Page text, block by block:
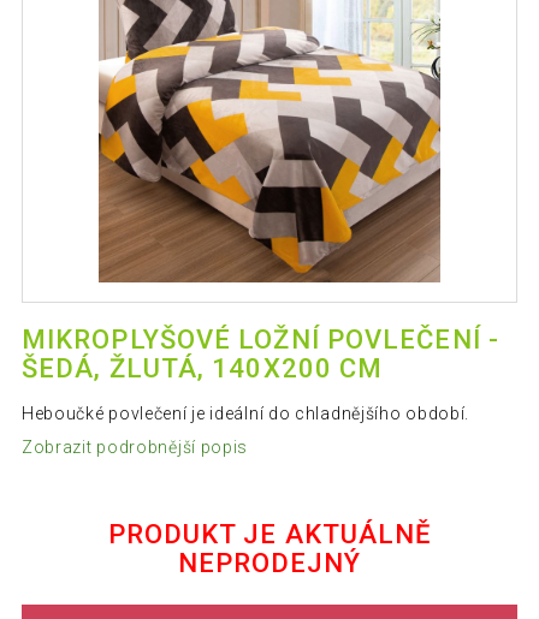
MIKROPLYŠOVÉ LOŽNÍ POVLEČENÍ -
ŠEDÁ, ŽLUTÁ, 140X200 CM
Heboučké povlečení je ideální do chladnějšího období.
Zobrazit podrobnější popis
PRODUKT JE AKTUÁLNĚ
NEPRODEJNÝ